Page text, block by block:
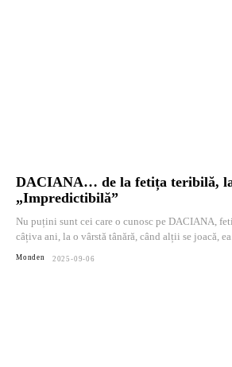
DACIANA… de la fetița teribilă,
„Impredictibilă”
Nu puțini sunt cei care o cunosc pe DACIANA,
câțiva ani, la o vârstă tânără, când alții se joacă,
Monden 2025-09-06